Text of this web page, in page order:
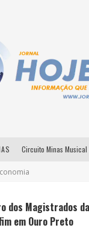
dos Magistrados
em Ouro Preto